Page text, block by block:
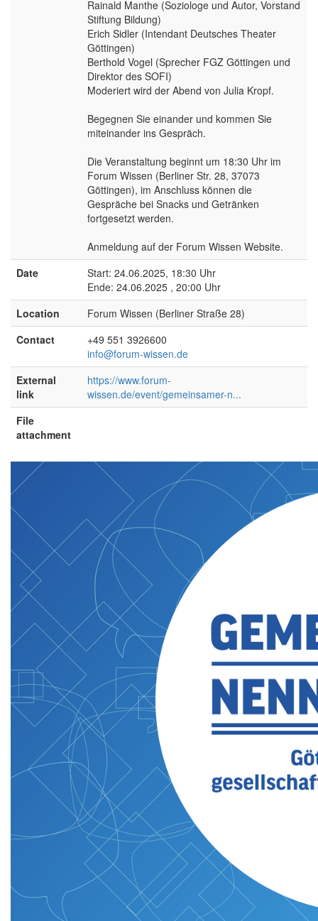
Rainald Manthe (Soziologe und Autor, Vorstand
Stiftung Bildung)
Erich Sidler (Intendant Deutsches Theater
Göttingen)
Berthold Vogel (Sprecher FGZ Göttingen und
Direktor des SOFI)
Moderiert wird der Abend von Julia Kropf.
Begegnen Sie einander und kommen Sie
miteinander ins Gespräch.
Die Veranstaltung beginnt um 18:30 Uhr im
Forum Wissen (Berliner Str. 28, 37073
Göttingen), im Anschluss können die
Gespräche bei Snacks und Getränken
fortgesetzt werden.
Anmeldung auf der Forum Wissen Website.
Date
Start: 24.06.2025, 18:30 Uhr
Ende: 24.06.2025 , 20:00 Uhr
Location
Forum Wissen (Berliner Straße 28)
Contact
+49 551 3926600
info@forum-wissen.de
External
link
https://www.forum-
wissen.de/event/gemeinsamer-n...
File
attachment